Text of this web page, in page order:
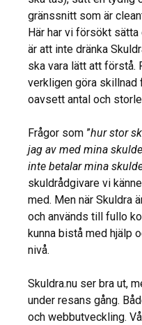
gränssnitt som är
Här har vi försökt
är att inte dränka
ska vara lätt att förstå.
verkligen göra skillnad
oavsett antal och
Frågor som ”hur stor
jag av med mina
inte betalar mina
skuldrådgivare vi
med. Men när Skuldra
och används till fullo
kunna bistå med hjälp
nivå.
Skuldra.nu ser bra ut,
under resans gång.
och webbutveckling.